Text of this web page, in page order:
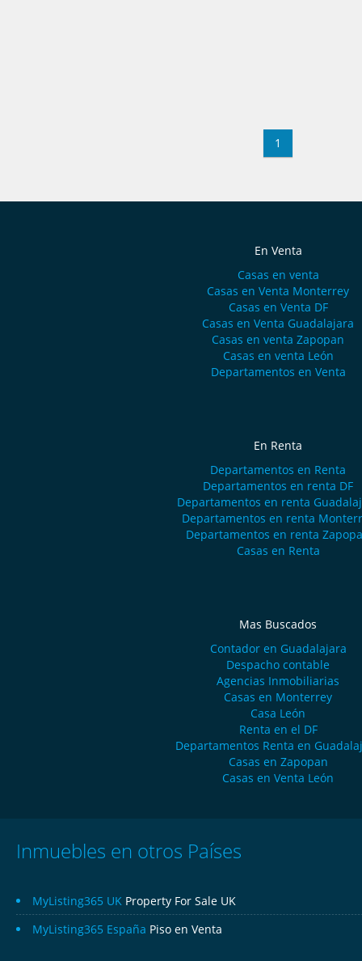
1
En Venta
Casas en venta
Casas en Venta Monterrey
Casas en Venta DF
Casas en Venta Guadalajara
Casas en venta Zapopan
Casas en venta León
Departamentos en Venta
En Renta
Departamentos en Renta
Departamentos en renta DF
Departamentos en renta
Departamentos en renta
Departamentos en renta
Casas en Renta
Mas Buscados
Contador en Guadalajara
Despacho contable
Agencias Inmobiliarias
Casas en Monterrey
Casa León
Renta en el DF
Departamentos Renta en
Casas en Zapopan
Casas en Venta León
Inmuebles en otros Países
MyListing365 UK Property For Sale UK
MyListing365 España Piso en Venta